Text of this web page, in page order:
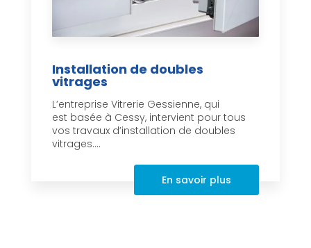
Installation de doubles
vitrages
L’entreprise Vitrerie Gessienne, qui
est basée à Cessy, intervient pour tous
vos travaux d’installation de doubles
vitrages....
En savoir plus